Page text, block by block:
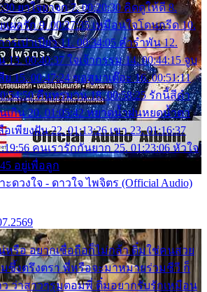
ยาใจยาจก 7. 00:20:30 คิดดูให้ดี 8.
แผลรัก 9. 00:27:35 เหมือนใจโดนกรีด 10.
รเปาเปียว 11. 00:34:05 คำรำพัน 12.
13. 00:40:37 ใจเจ้ากรรม 14. 00:44:15 จูบ
15. 00:47:24 ขอสูมาเต๊อะ 16. 00:51:11
คืนทรมาน 18. 00:58:25 รักนี้สีดำ
นเกิน 20. 01:05:42 หยาดน้ำฝนหยดน้ำตา
อเพียงฝัน 22. 01:13:26 เขา 23. 01:16:37
คนเรารักกันยาก 25. 01:23:06 หัวใจ
อยู่เพื่อลูก
ะดวงใจ - ดาวใจ ไพจิตร (Official Audio)
หรือ อยากเชื่อถือก็ไม่กล้า ติ๋มใช่คนสวย
มซึ้งตรึงตรา พี่หรือจะมาหมายร่วมชีวี ก็
ว่าสาวๆรุมตอมพี่ ติ๋มอยากรับรักเหมือน